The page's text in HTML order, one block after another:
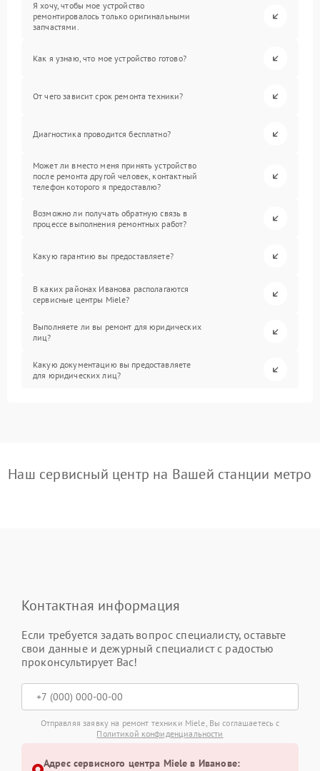
Я хочу, чтобы мое устройство
ремонтировалось только оригинальными
запчастями.
Как я узнаю, что мое устройство готово?
От чего зависит срок ремонта техники?
Диагностика проводится бесплатно?
Может ли вместо меня принять устройство
после ремонта другой человек, контактный
телефон которого я предоставлю?
Возможно ли получать обратную связь в
процессе выполнения ремонтных работ?
Какую гарантию вы предоставляете?
В каких районах Иванова располагаются
сервисные центры Miele?
Выполняете ли вы ремонт для юридических
лиц?
Какую документацию вы предоставляете
для юридических лиц?
Наш сервисный центр на Вашей станции метро
Контактная информация
Если требуется задать вопрос специалисту, оставьте
свои данные и дежурный специалист с радостью
проконсультирует Вас!
Отправляя заявку на ремонт техники Miele, Вы соглашаетесь с
Политикой конфиденциальности
Адрес сервисного центра Miele в Иванове: